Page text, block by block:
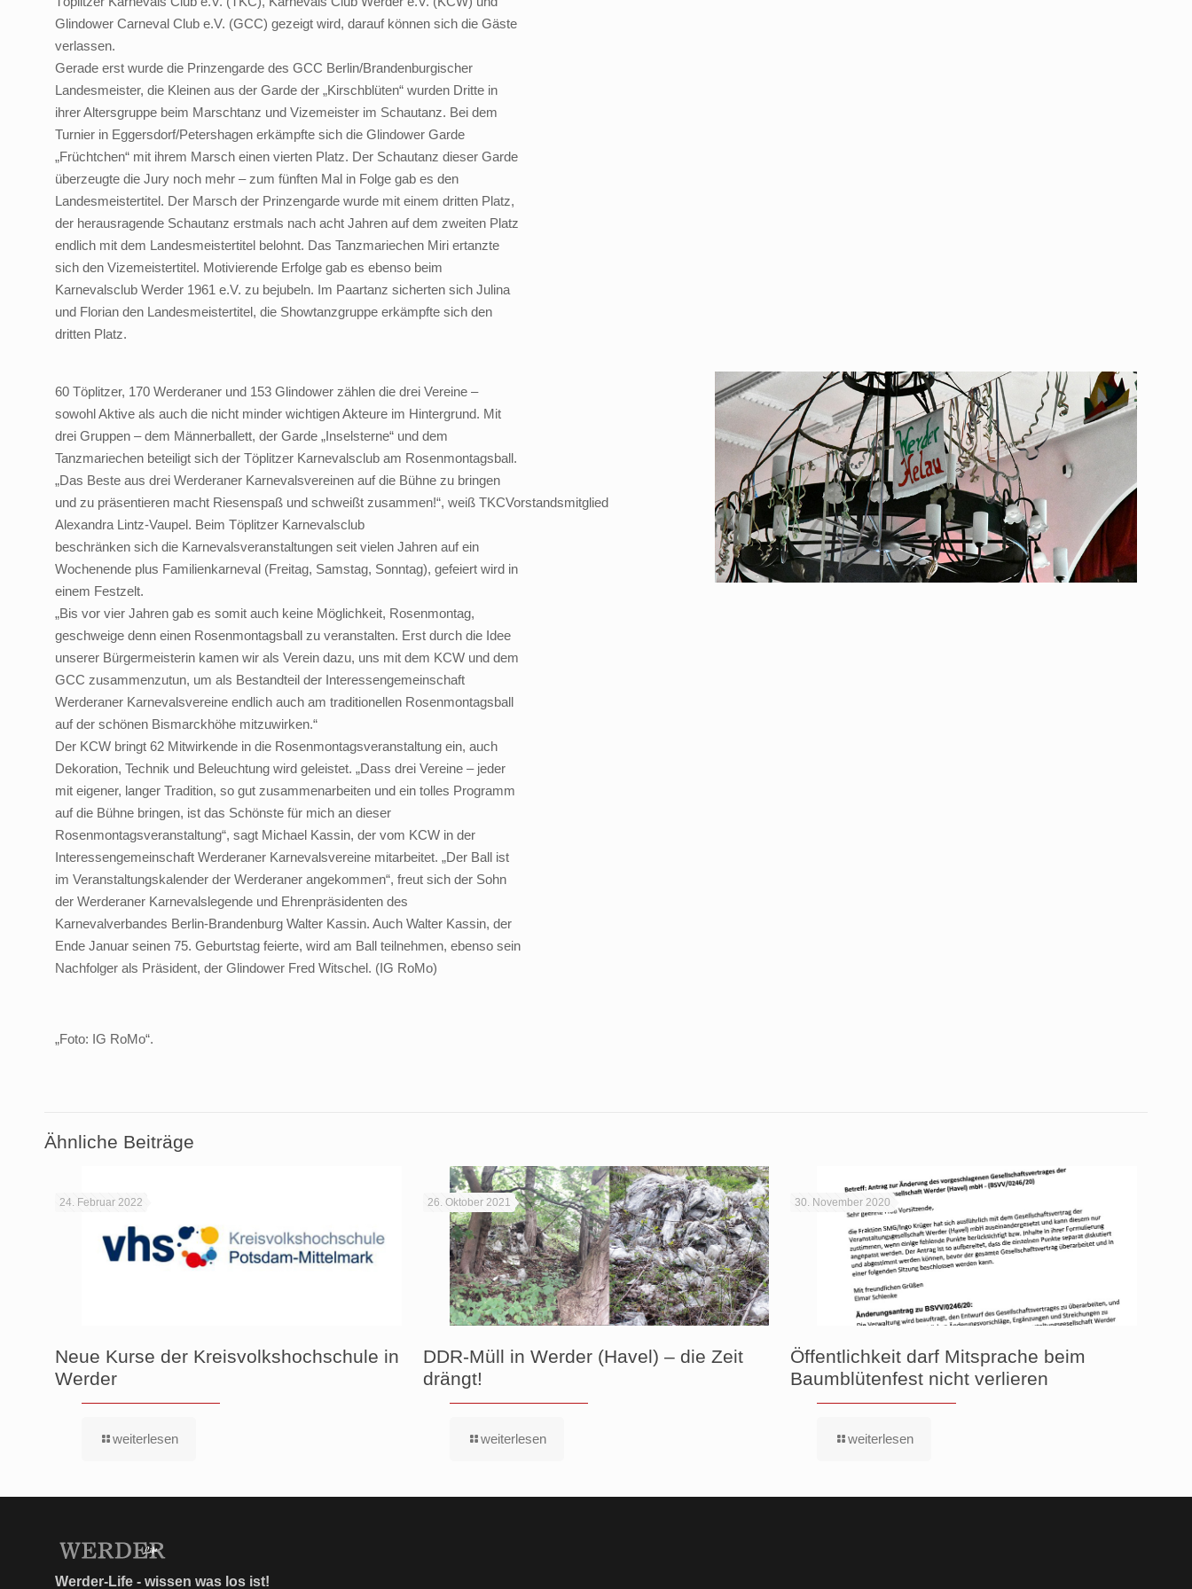
Glindower Carneval Club e.V. (GCC) gezeigt wird, darauf können sich die Gäste
verlassen.
Gerade erst wurde die Prinzengarde des GCC Berlin/Brandenburgischer
Landesmeister, die Kleinen aus der Garde der „Kirschblüten“ wurden Dritte in
ihrer Altersgruppe beim Marschtanz und Vizemeister im Schautanz. Bei dem
Turnier in Eggersdorf/Petershagen erkämpfte sich die Glindower Garde
„Früchtchen“ mit ihrem Marsch einen vierten Platz. Der Schautanz dieser Garde
überzeugte die Jury noch mehr – zum fünften Mal in Folge gab es den
Landesmeistertitel. Der Marsch der Prinzengarde wurde mit einem dritten Platz,
der herausragende Schautanz erstmals nach acht Jahren auf dem zweiten Platz
endlich mit dem Landesmeistertitel belohnt. Das Tanzmariechen Miri ertanzte
sich den Vizemeistertitel. Motivierende Erfolge gab es ebenso beim
Karnevalsclub Werder 1961 e.V. zu bejubeln. Im Paartanz sicherten sich Julina
und Florian den Landesmeistertitel, die Showtanzgruppe erkämpfte sich den
dritten Platz.
60 Töplitzer, 170 Werderaner und 153 Glindower zählen die drei Vereine –
sowohl Aktive als auch die nicht minder wichtigen Akteure im Hintergrund. Mit
drei Gruppen – dem Männerballett, der Garde „Inselsterne“ und dem
Tanzmariechen beteiligt sich der Töplitzer Karnevalsclub am Rosenmontagsball.
„Das Beste aus drei Werderaner Karnevalsvereinen auf die Bühne zu bringen
und zu präsentieren macht Riesenspaß und schweißt zusammen!“, weiß TKCVorstandsmitglied
Alexandra Lintz-Vaupel. Beim Töplitzer Karnevalsclub
beschränken sich die Karnevalsveranstaltungen seit vielen Jahren auf ein
Wochenende plus Familienkarneval (Freitag, Samstag, Sonntag), gefeiert wird in
einem Festzelt.
„Bis vor vier Jahren gab es somit auch keine Möglichkeit, Rosenmontag,
geschweige denn einen Rosenmontagsball zu veranstalten. Erst durch die Idee
unserer Bürgermeisterin kamen wir als Verein dazu, uns mit dem KCW und dem
GCC zusammenzutun, um als Bestandteil der Interessengemeinschaft
Werderaner Karnevalsvereine endlich auch am traditionellen Rosenmontagsball
auf der schönen Bismarckhöhe mitzuwirken.“
Der KCW bringt 62 Mitwirkende in die Rosenmontagsveranstaltung ein, auch
Dekoration, Technik und Beleuchtung wird geleistet. „Dass drei Vereine – jeder
mit eigener, langer Tradition, so gut zusammenarbeiten und ein tolles Programm
auf die Bühne bringen, ist das Schönste für mich an dieser
Rosenmontagsveranstaltung“, sagt Michael Kassin, der vom KCW in der
Interessengemeinschaft Werderaner Karnevalsvereine mitarbeitet. „Der Ball ist
im Veranstaltungskalender der Werderaner angekommen“, freut sich der Sohn
der Werderaner Karnevalslegende und Ehrenpräsidenten des
Karnevalverbandes Berlin-Brandenburg Walter Kassin. Auch Walter Kassin, der
Ende Januar seinen 75. Geburtstag feierte, wird am Ball teilnehmen, ebenso sein
Nachfolger als Präsident, der Glindower Fred Witschel. (IG RoMo)
„Foto: IG RoMo“.
Ähnliche Beiträge
24. Februar 2022
Neue Kurse der Kreisvolkshochschule in
Werder
weiterlesen
26. Oktober 2021
DDR-Müll in Werder (Havel) – die Zeit
drängt!
weiterlesen
30. November 2020
Öffentlichkeit darf Mitsprache beim
Baumblütenfest nicht verlieren
weiterlesen
Werder-Life - wissen was los ist!